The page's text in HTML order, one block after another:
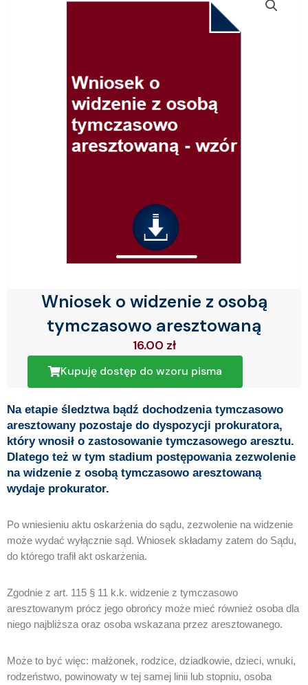
Wniosek o widzenie z osobą
tymczasowo aresztowaną
16.00 zł
Kupuję dostęp do wzoru pisma
Na etapie śledztwa bądź dochodzenia tymczasowo
aresztowany pozostaje do dyspozycji prokuratora,
który wnosił o zastosowanie tymczasowego aresztu.
Dlatego też w tym stadium postępowania zezwolenie
na widzenie z osobą tymczasowo aresztowaną
wydaje prokurator.
Po wniesieniu aktu oskarżenia do sądu, zezwolenie na widzenie
może wydać wyłącznie sąd. Wniosek składamy zatem do Sądu,
do którego trafił akt oskarżenia.
Zgodnie z art. 115 § 11 k.k. widzenie z tymczasowo
aresztowanym prócz jego obrońcy może mieć również osoba dla
niego najbliższa oraz osoba wskazana przez aresztowanego.
Może to być więc: małżonek, rodzice, dziadkowie, dzieci, wnuki,
rodzeństwo, powinowaty w tej samej linii lub stopniu, osoba